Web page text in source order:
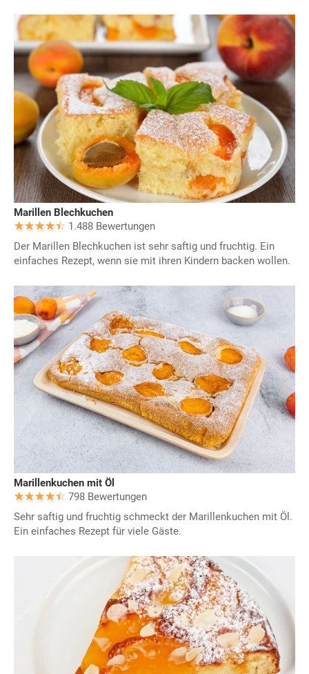
Marillen Blechkuchen
1.488 Bewertungen
Der Marillen Blechkuchen ist sehr saftig und fruchtig. Ein
einfaches Rezept, wenn sie mit ihren Kindern backen wollen.
Marillenkuchen mit Öl
798 Bewertungen
Sehr saftig und fruchtig schmeckt der Marillenkuchen mit Öl.
Ein einfaches Rezept für viele Gäste.